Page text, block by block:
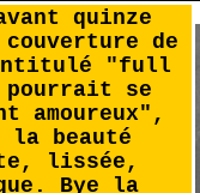
quinze
couverture de
"full
pourrait se
amoureux",
beauté
lissée,
Bye la